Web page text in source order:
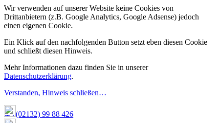
Wir verwenden auf unserer Website keine Cookies von
Drittanbietern (z.B. Google Analytics, Google Adsense) jedoch
einen eigenen Cookie.
Ein Klick auf den nachfolgenden Button setzt eben diesen Cookie
und schließt diesen Hinweis.
Mehr Informationen dazu finden Sie in unserer
Datenschutzerklärung.
Verstanden, Hinweis schließen…
(02132) 99 88 426